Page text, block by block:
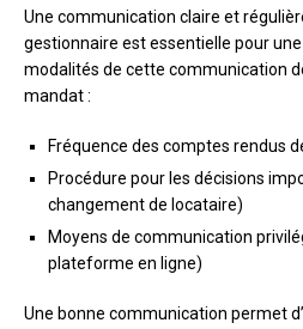
Une communication claire et
gestionnaire est essentielle pour
modalités de cette communication
mandat :
Fréquence des comptes rendus
Procédure pour les décisions
changement de locataire)
Moyens de communication
plateforme en ligne)
Une bonne communication permet